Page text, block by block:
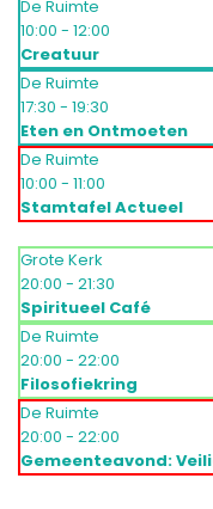
De Ruimte
10:00 - 12:00
Creatuur
De Ruimte
17:30 - 19:30
Eten en Ontmoeten
De Ruimte
10:00 - 11:00
Stamtafel Actueel
Grote Kerk
20:00 - 21:30
Spiritueel Café
De Ruimte
20:00 - 22:00
Filosofiekring
De Ruimte
20:00 - 22:00
Gemeenteavond: